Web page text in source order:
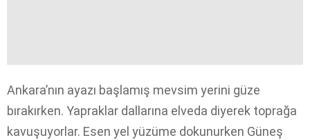
Ankara’nın ayazı başlamış mevsim yerini güze
bırakırken. Yapraklar dallarına elveda diyerek toprağa
kavuşuyorlar. Esen yel yüzüme dokunurken Güneş